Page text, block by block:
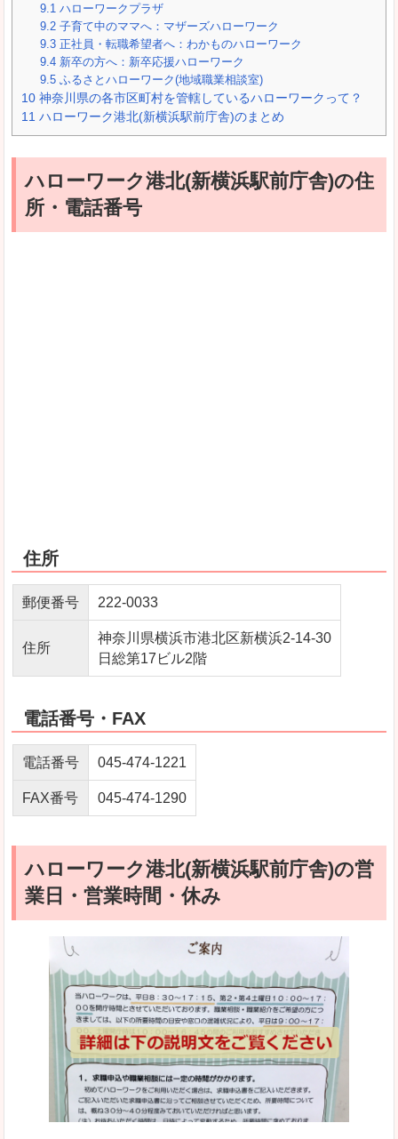
9.1 ハローワークプラザ
9.2 子育て中のママへ：マザーズハローワーク
9.3 正社員・転職希望者へ：わかものハローワーク
9.4 新卒の方へ：新卒応援ハローワーク
9.5 ふるさとハローワーク(地域職業相談室)
10 神奈川県の各市区町村を管轄しているハローワークって？
11 ハローワーク港北(新横浜駅前庁舎)のまとめ
ハローワーク港北(新横浜駅前庁舎)の住
所・電話番号
住所
郵便番号 222‐0033
住所
神奈川県横浜市港北区新横浜2-14-30
日総第17ビル2階
電話番号・FAX
電話番号 045-474-1221
FAX番号 045-474-1290
ハローワーク港北(新横浜駅前庁舎)の営
業日・営業時間・休み